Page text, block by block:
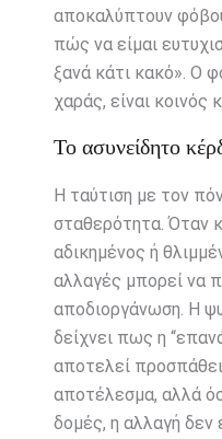
αποκαλύπτουν
πώς να είμαι
ξανά κάτι κακό». Ο
χαράς, είναι κοινός
Το ασυνείδητο
Η ταύτιση με τον
σταθερότητα. Όταν
αδικημένος ή
αλλαγές μπορεί να
αποδιοργάνωση. Η
δείχνει πως η
αποτελεί
αποτέλεσμα, αλλά
δομές, η αλλαγή δεν